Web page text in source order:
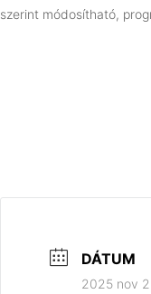
szerint módosítható,
DÁTUM
2025 nov